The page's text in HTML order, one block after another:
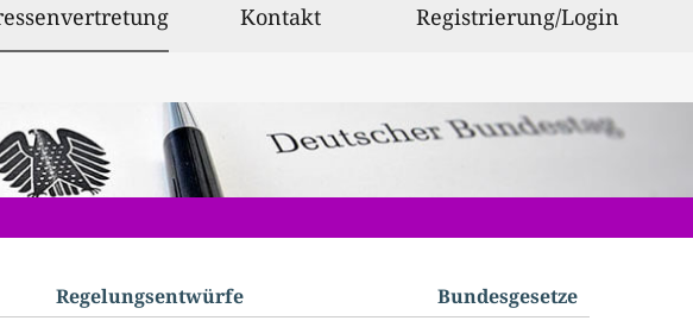
ausgewählt
Kontakt Registrierung/Login
Regelungs­entwürfe Bundes­gesetze